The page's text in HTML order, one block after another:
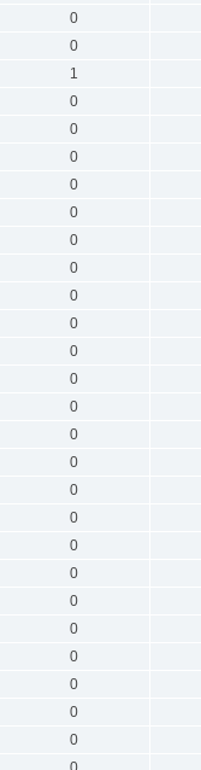
0
0
1
0
0
0
0
0
0
0
0
0
0
0
0
0
0
0
0
0
0
0
0
0
0
0
0